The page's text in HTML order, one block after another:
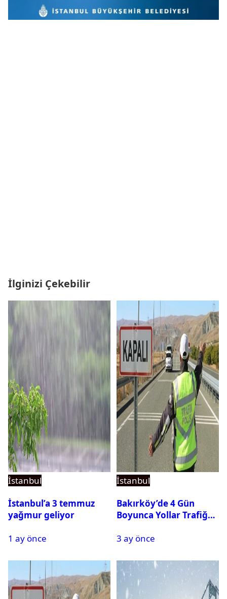
İlginizi Çekebilir
İstanbul
İstanbul’a 3 temmuz
yağmur geliyor
1 ay önce
İstanbul
Bakırköy’de 4 Gün
Boyunca Yollar Trafiğe
3 ay önce